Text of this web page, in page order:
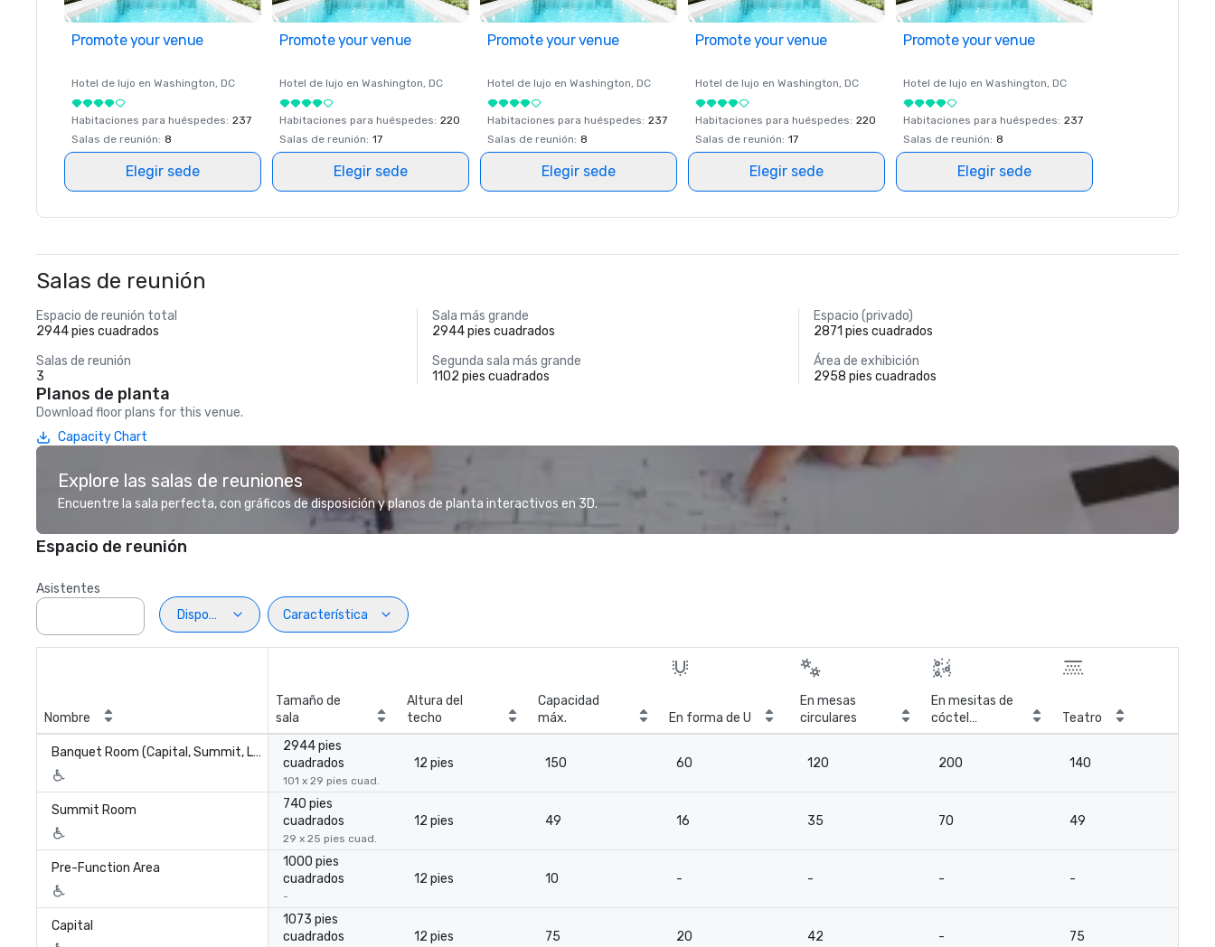
Promote your venue
Hotel de lujo en Washington, DC
Habitaciones para huéspedes: 237
Salas de reunión: 8
Elegir sede
Promote your venue
Hotel de lujo en Washington, DC
Habitaciones para huéspedes: 220
Salas de reunión: 17
Elegir sede
Promote your venue
Hotel de lujo en Washington, DC
Habitaciones para huéspedes: 237
Salas de reunión: 8
Elegir sede
Promote your venue
Hotel de lujo en Washington, DC
Habitaciones para huéspedes: 220
Salas de reunión: 17
Elegir sede
Promote your venue
Hotel de lujo en Washington, DC
Habitaciones para huéspedes: 237
Salas de reunión: 8
Elegir sede
Salas de reunión
Espacio de reunión total
2944 pies cuadrados
Sala más grande
2944 pies cuadrados
Espacio (privado)
2871 pies cuadrados
Salas de reunión
3
Segunda sala más grande
1102 pies cuadrados
Área de exhibición
2958 pies cuadrados
Planos de planta
Download floor plans for this venue.
Capacity Chart
Explore las salas de reuniones
Encuentre la sala perfecta, con gráficos de disposición y planos de planta interactivos en 3D.
Espacio de reunión
Asistentes
Disposiciön
Característica
Nombre
Tamaño de
sala
Altura del
techo
Capacidad
máx.
En forma de U
En mesas
circulares
En mesitas de
cóctel
circulares
Teatro
Banquet Room (Capital, Summit, LBJ)
2944 pies
cuadrados
101 x 29 pies cuad.
12 pies 150 60 120 200 140
Summit Room
740 pies
cuadrados
29 x 25 pies cuad.
12 pies 49 16 35 70 49
Pre-Function Area
1000 pies
cuadrados
-
12 pies 10 - - - -
Capital
1073 pies
cuadrados
12 pies 75 20 42 - 75